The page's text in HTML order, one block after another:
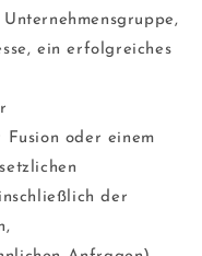
ein erfolgreiches
Fusion oder einem
der